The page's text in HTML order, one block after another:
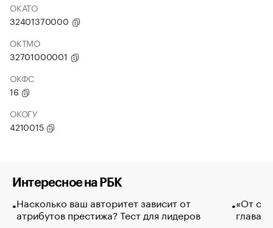
ОКАТО
32401370000
ОКТМО
32701000001
ОКФС
16
ОКОГУ
4210015
Интересное на РБК
Насколько ваш авторитет зависит от
атрибутов престижа? Тест для лидеров
«От
глава